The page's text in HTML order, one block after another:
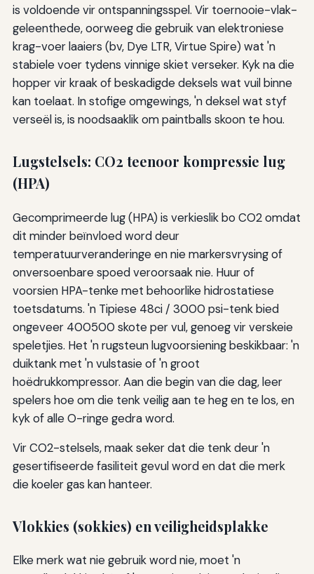
is voldoende vir ontspanningsspel. Vir toernooie-vlak-
geleenthede, oorweeg die gebruik van elektroniese
krag-voer laaiers (bv, Dye LTR, Virtue Spire) wat 'n
stabiele voer tydens vinnige skiet verseker. Kyk na die
hopper vir kraak of beskadigde deksels wat vuil binne
kan toelaat. In stofige omgewings, 'n deksel wat styf
verseël is, is noodsaaklik om paintballs skoon te hou.
Lugstelsels: CO2 teenoor kompressie lug
(HPA)
Gecomprimeerde lug (HPA) is verkieslik bo CO2 omdat
dit minder beïnvloed word deur
temperatuurveranderinge en nie markersvrysing of
onversoenbare spoed veroorsaak nie. Huur of
voorsien HPA-tenke met behoorlike hidrostatiese
toetsdatums. 'n Tipiese 48ci / 3000 psi-tenk bied
ongeveer 400500 skote per vul, genoeg vir verskeie
speletjies. Het 'n rugsteun lugvoorsiening beskikbaar: 'n
duiktank met 'n vulstasie of 'n groot
hoëdrukkompressor. Aan die begin van die dag, leer
spelers hoe om die tenk veilig aan te heg en te los, en
kyk of alle O-ringe gedra word.
Vir CO2-stelsels, maak seker dat die tenk deur 'n
gesertifiseerde fasiliteit gevul word en dat die merk
die koeler gas kan hanteer.
Vlokkies (sokkies) en veiligheidsplakke
Elke merk wat nie gebruik word nie, moet 'n